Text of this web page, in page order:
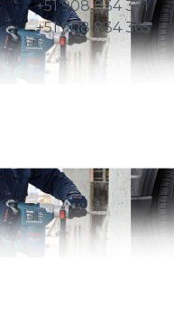
+51 908 834 371
+51 908 834 365